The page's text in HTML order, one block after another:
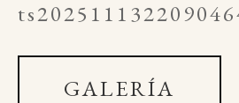
GALERÍA